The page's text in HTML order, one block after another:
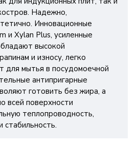
Надежно,
Инновационные
и Xylan Plus, усиленные
высокой
и износу, легко
для мытья в посудомоечной
антипригарные
готовить без жира, а
всей поверхности
теплопроводность,
стабильность.